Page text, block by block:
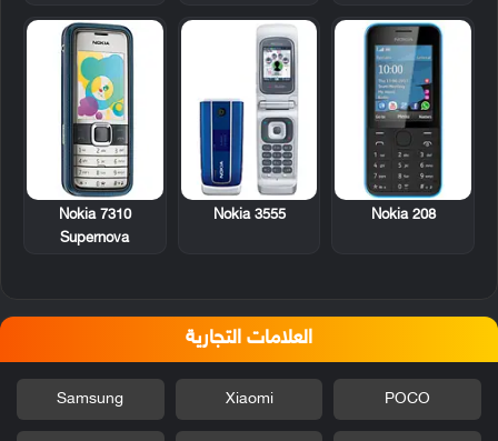
Nokia 208
Nokia 3555
Nokia 7310
Supernova
العلامات التجارية
POCO
Xiaomi
Samsung